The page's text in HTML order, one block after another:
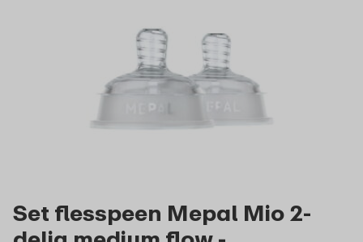
Set flesspeen Mepal Mio 2-